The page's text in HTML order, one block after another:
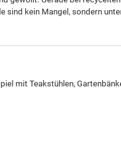
sind kein Mangel, sondern
mit Teakstühlen,